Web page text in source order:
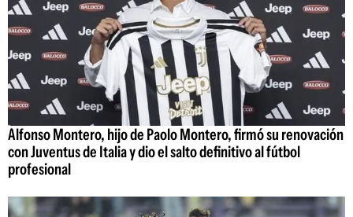
Alfonso Montero, hijo de Paolo Montero, firmó su renovación
con Juventus de Italia y dio el salto definitivo al fútbol
profesional